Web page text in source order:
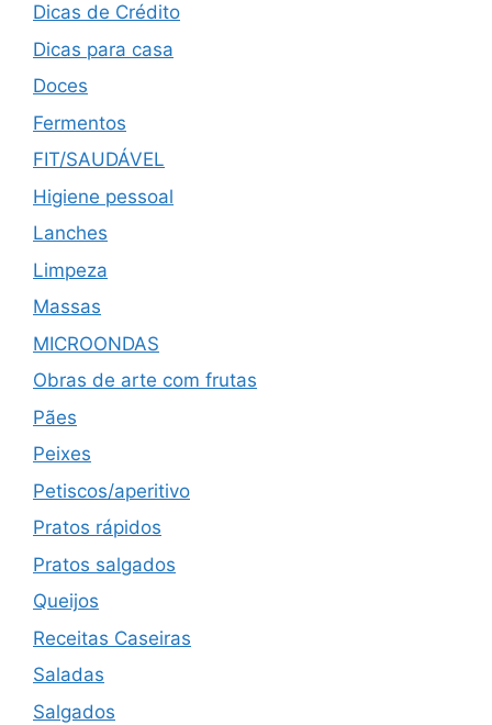
Dicas de Crédito
Dicas para casa
Doces
Fermentos
FIT/SAUDÁVEL
Higiene pessoal
Lanches
Limpeza
Massas
MICROONDAS
Obras de arte com frutas
Pães
Peixes
Petiscos/aperitivo
Pratos rápidos
Pratos salgados
Queijos
Receitas Caseiras
Saladas
Salgados